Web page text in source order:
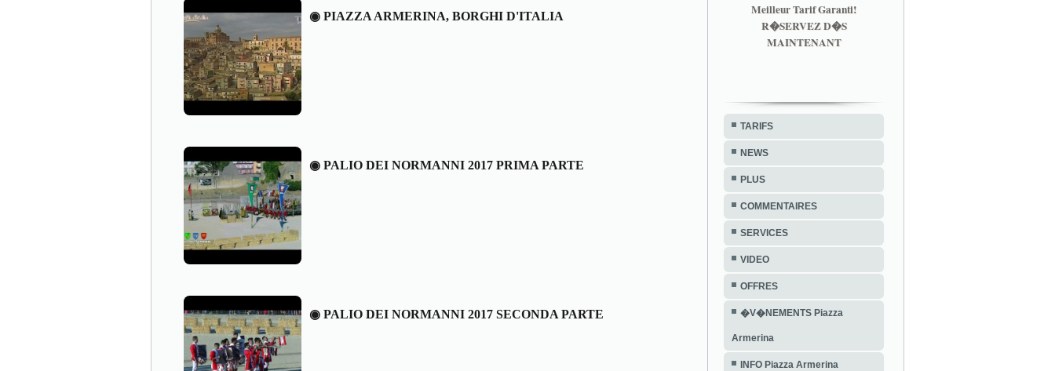
◉ PIAZZA ARMERINA, BORGHI D'ITALIA
◉ PALIO DEI NORMANNI 2017 PRIMA PARTE
◉ PALIO DEI NORMANNI 2017 SECONDA PARTE
Meilleur Tarif Garanti!
R�SERVEZ D�S
MAINTENANT
TARIFS
NEWS
PLUS
COMMENTAIRES
SERVICES
VIDEO
OFFRES
�V�NEMENTS Piazza
Armerina
INFO Piazza Armerina